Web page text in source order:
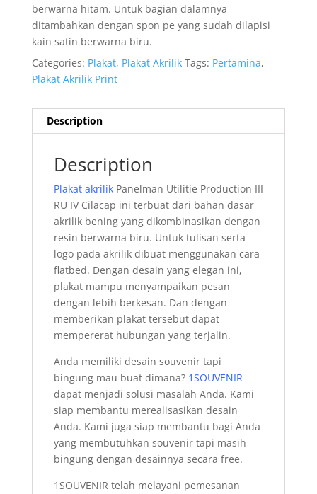
berwarna hitam. Untuk bagian dalamnya
ditambahkan dengan spon pe yang sudah dilapisi
kain satin berwarna biru.
Categories: Plakat, Plakat Akrilik Tags: Pertamina,
Plakat Akrilik Print
Description
Description
Plakat akrilikPanelman Utilitie Production III
RU IV Cilacap ini terbuat dari bahan dasar
akrilik bening yang dikombinasikan dengan
resin berwarna biru. Untuk tulisan serta
logo pada akrilik dibuat menggunakan cara
flatbed. Dengan desain yang elegan ini,
plakat mampu menyampaikan pesan
dengan lebih berkesan. Dan dengan
memberikan plakat tersebut dapat
mempererat hubungan yang terjalin.
Anda memiliki desain souvenir tapi
bingung mau buat dimana? 1SOUVENIR
dapat menjadi solusi masalah Anda. Kami
siap membantu merealisasikan desain
Anda. Kami juga siap membantu bagi Anda
yang membutuhkan souvenir tapi masih
bingung dengan desainnya secara free.
1SOUVENIR telah melayani pemesanan